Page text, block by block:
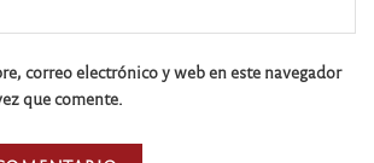
correo electrónico y web en este navegador
que comente.